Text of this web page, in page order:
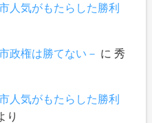
人気がもたらした勝利
政権は勝てない－ に 秀
人気がもたらした勝利
り